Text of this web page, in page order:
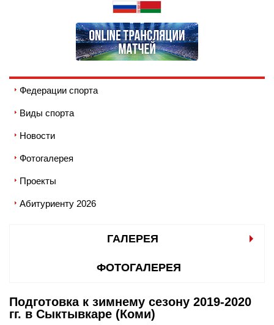
Федерации спорта
Виды спорта
Новости
Фотогалерея
Проекты
Абитуриенту 2026
ГАЛЕРЕЯ
ФОТОГАЛЕРЕЯ
Подготовка к зимнему сезону 2019-2020
гг. в Сыктывкаре (Коми)